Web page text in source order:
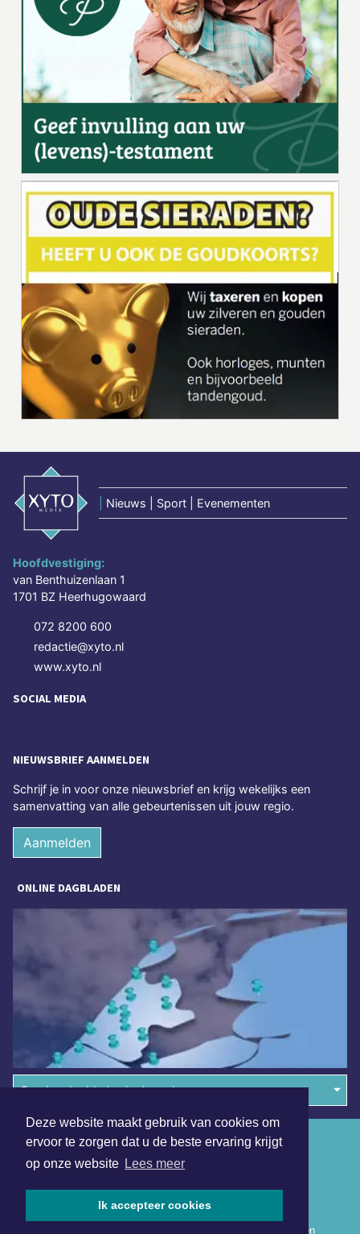
Deze website maakt gebruik van cookies om
ervoor te zorgen dat u de beste ervaring krijgt
op onze website Lees meer
Ik accepteer cookies
Nieuws | Sport | Evenementen
Hoofdvestiging:
van Benthuizenlaan 1
1701 BZ Heerhugowaard
072 8200 600
redactie@xyto.nl
www.xyto.nl
SOCIAL MEDIA
NIEUWSBRIEF AANMELDEN
Schrijf je in voor onze nieuwsbrief en krijg wekelijks een
samenvatting van alle gebeurtenissen uit jouw regio.
Aanmelden
ONLINE DAGBLADEN
Overige dagbladen in de regio
Copyright (c) 2026 | Nieuwsuitwestfriesland.nl - Alle rechten
Algemene voorwaarden
Disclaimer